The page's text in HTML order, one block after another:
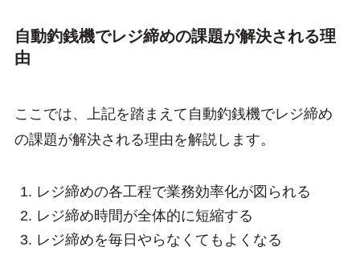
自動釣銭機でレジ締めの課題が解決される理
由
ここでは、上記を踏まえて自動釣銭機でレジ締め
の課題が解決される理由を解説します。
レジ締めの各工程で業務効率化が図られる
レジ締め時間が全体的に短縮する
レジ締めを毎日やらなくてもよくなる